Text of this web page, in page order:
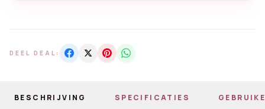
DEEL DEAL:
BESCHRIJVING SPECIFICATIES